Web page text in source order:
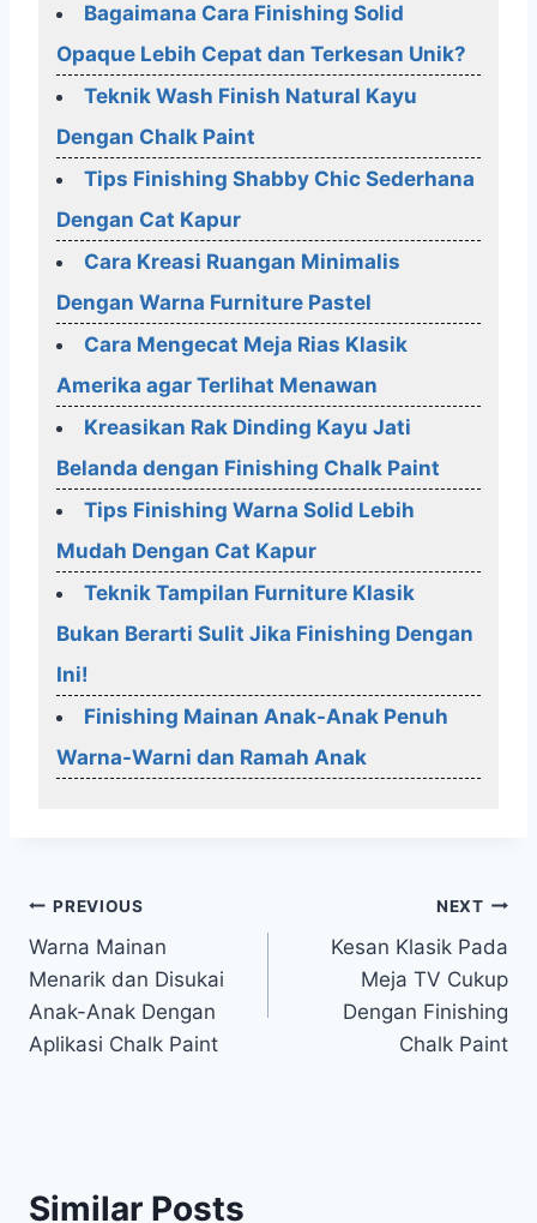
Bagaimana Cara Finishing Solid
Opaque Lebih Cepat dan Terkesan Unik?
Teknik Wash Finish Natural Kayu
Dengan Chalk Paint
Tips Finishing Shabby Chic Sederhana
Dengan Cat Kapur
Cara Kreasi Ruangan Minimalis
Dengan Warna Furniture Pastel
Cara Mengecat Meja Rias Klasik
Amerika agar Terlihat Menawan
Kreasikan Rak Dinding Kayu Jati
Belanda dengan Finishing Chalk Paint
Tips Finishing Warna Solid Lebih
Mudah Dengan Cat Kapur
Teknik Tampilan Furniture Klasik
Bukan Berarti Sulit Jika Finishing Dengan
Ini!
Finishing Mainan Anak-Anak Penuh
Warna-Warni dan Ramah Anak
Post
navigation
PREVIOUS
Warna Mainan
Menarik dan Disukai
Anak-Anak Dengan
Aplikasi Chalk Paint
NEXT
Kesan Klasik Pada
Meja TV Cukup
Dengan Finishing
Chalk Paint
Similar Posts